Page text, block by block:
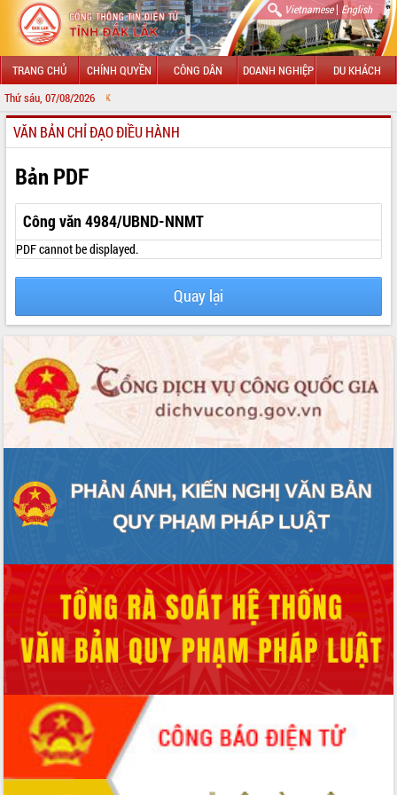
Vietnamese| English
TRANG CHỦ CHÍNH QUYỀN CÔNG DÂN DOANH NGHIỆP DU KHÁCH
Thứ sáu, 07/08/2026
GIỚI THIỆU
LÃNH ĐẠO UBND TỈNH
TIN TỨC SỰ KIỆN
SỞ, BAN, NGÀNH
UBND CÁC XÃ, PHƯỜNG
THÔNG TIN CHỈ ĐẠO ĐIỀU HÀNH
VĂN BẢN HĐND TỈNH
ĐIỂM TIN VĂN BẢN
VĂN BẢN CHỈ ĐẠO ĐIỀU HÀNH
Bản PDF
Công văn 4984/UBND-NNMT
PDF cannot be displayed.
Quay lại